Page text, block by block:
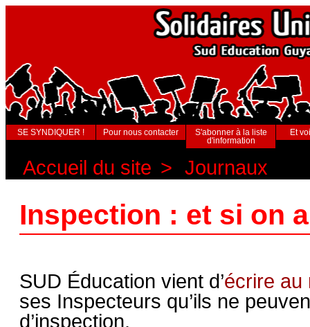
SE SYNDIQUER ! Pour nous contacter
S'abonner à la liste
d'information
Et
Accueil du site > Journaux
Inspection : et si on
SUD Éducation vient d’écrire au
ses Inspecteurs qu’ils ne
d’inspection.